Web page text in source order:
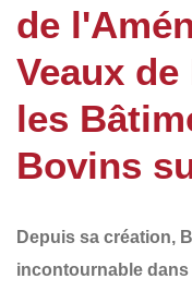
de
Veaux
les
Bovins
Depuis sa création,
incontournable dans